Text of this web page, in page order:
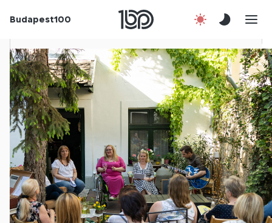
Budapest100
Csatlakozz!
Kapcsolat
En